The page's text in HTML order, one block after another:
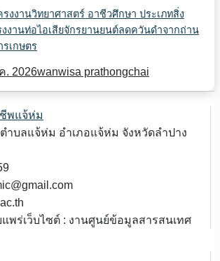
งงานวิทยาศาสตร์ อาชีวศึกษา ประเภทสิ่ง
งงานท่อไอเสียจักรยานยนต์ลดควันดำจากถ่าน
รเกษตร
. 2026wanwisa prathongchai
ำบลแจ้ห่ม อำเภอแจ้ห่ม จังหวัดลำปาง
พร่เว็บไซต์ : งานศูนย์ข้อมูลสารสนเทศ